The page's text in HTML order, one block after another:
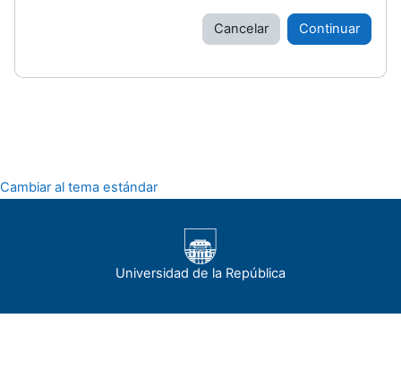
Cancelar Continuar
Cambiar al tema estándar
Universidad de la República